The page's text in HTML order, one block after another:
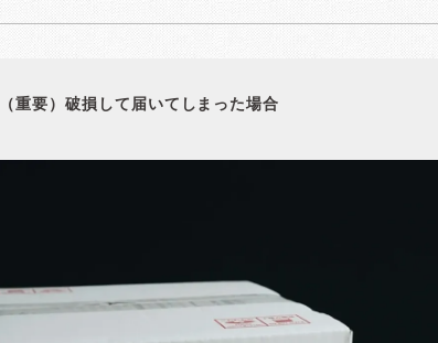
重要）破損して届いてしまった場合